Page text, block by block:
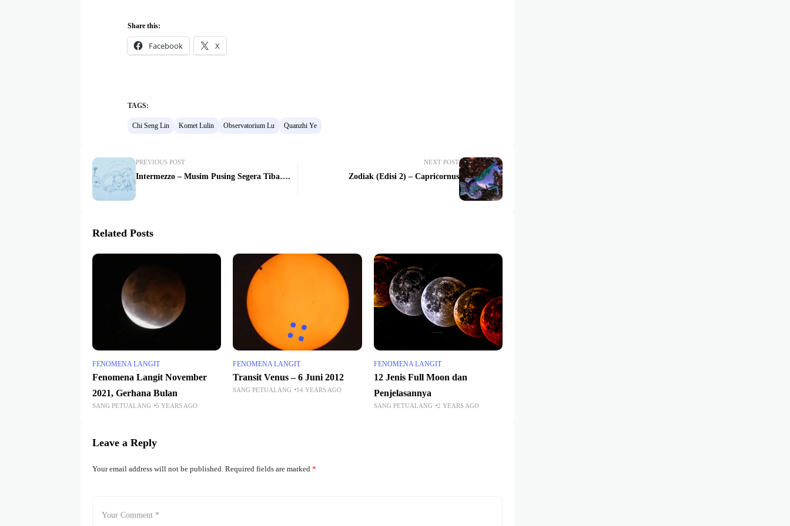
Share this:
Facebook X
TAGS:
Chi Seng Lin Komet Lulin Observatorium Lu Quanzhi Ye
PREVIOUS POST
Intermezzo – Musim Pusing Segera Tiba….
NEXT POST
Zodiak (Edisi 2) – Capricornus
Related Posts
FENOMENA LANGIT
Fenomena Langit November
2021, Gerhana Bulan
SANG PETUALANG 5 YEARS AGO
FENOMENA LANGIT
Transit Venus – 6 Juni 2012
SANG PETUALANG 14 YEARS AGO
FENOMENA LANGIT
12 Jenis Full Moon dan
Penjelasannya
SANG PETUALANG 2 YEARS AGO
Leave a Reply
Your email address will not be published. Required fields are marked *